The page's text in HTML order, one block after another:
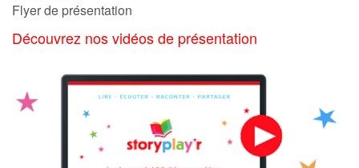
Formats et illustrations
Contraste +
Flyer de présentation
Découvrez nos vidéos de présentation